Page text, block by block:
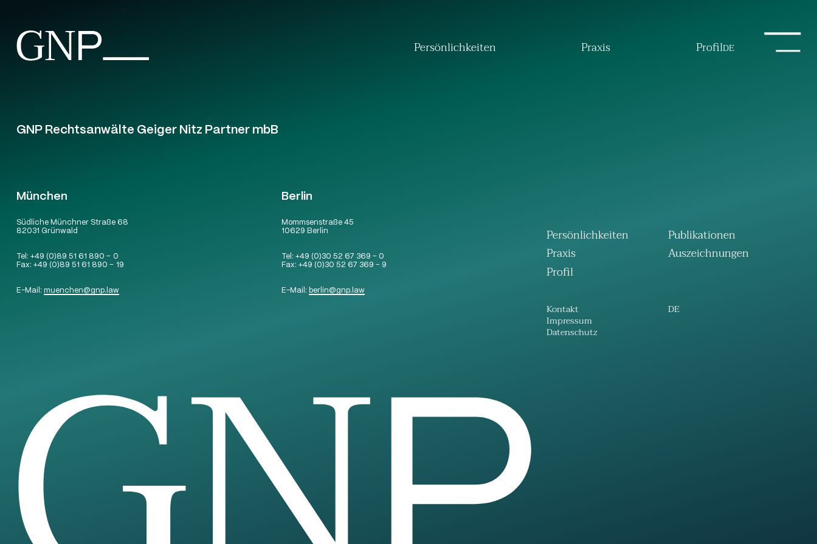
Persönlichkeiten Praxis ProfilDE
GNP Rechtsanwälte Geiger Nitz Partner mbB
München
Südliche Münchner Straße 68
82031 Grünwald
Tel:+49 (0)89 51 61 890 – 0
Fax:+49 (0)89 51 61 890 – 19
E-Mail:muenchen@gnp.law
Berlin
Mommsenstraße 45
10629 Berlin
Tel: +49 (0)30 52 67 369 – 0
Fax: +49 (0)30 52 67 369 – 9
E-Mail: berlin@gnp.law
Persönlichkeiten
Praxis
Profil
Kontakt
Impressum
Datenschutz
Publikationen
Auszeichnungen
DE